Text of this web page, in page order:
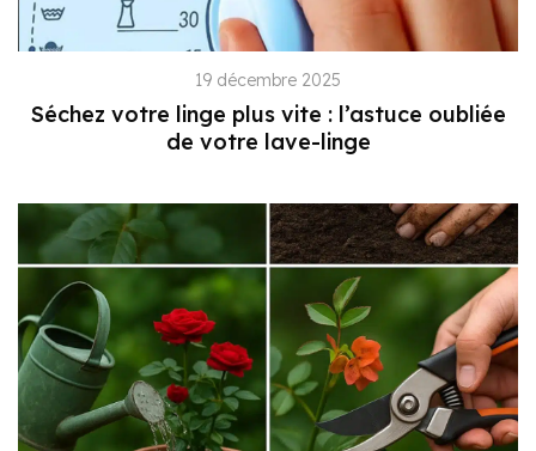
19 décembre 2025
Séchez votre linge plus vite : l’astuce oubliée
de votre lave-linge